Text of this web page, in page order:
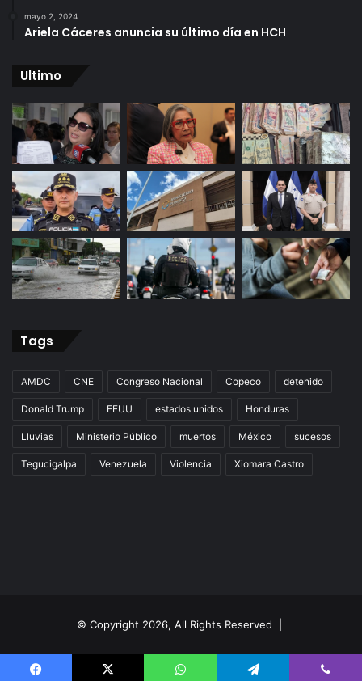
mayo 2, 2024
Ariela Cáceres anuncia su último día en HCH
Ultimo
Tags
AMDC CNE Congreso Nacional Copeco detenido
Donald Trump EEUU estados unidos Honduras
Lluvias Ministerio Público muertos México sucesos
Tegucigalpa Venezuela Violencia Xiomara Castro
© Copyright 2026, All Rights Reserved |